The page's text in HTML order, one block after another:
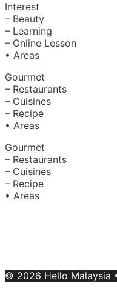
Interest
– Beauty
– Learning
– Online Lesson
• Areas
Gourmet
– Restaurants
– Cuisines
– Recipe
• Areas
Gourmet
– Restaurants
– Cuisines
– Recipe
• Areas
© 2026 Hello Malaysia